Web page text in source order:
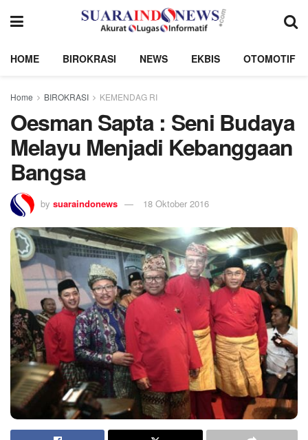
HOME BIROKRASI NEWS EKBIS OTOMOTIF
Home BIROKRASI KEMENDAG RI
Oesman Sapta : Seni Budaya
Melayu Menjadi Kebanggaan
Bangsa
by suaraindonews 18 Oktober 2016